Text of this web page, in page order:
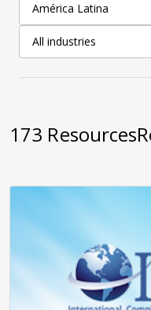
América Latina
All industries
173